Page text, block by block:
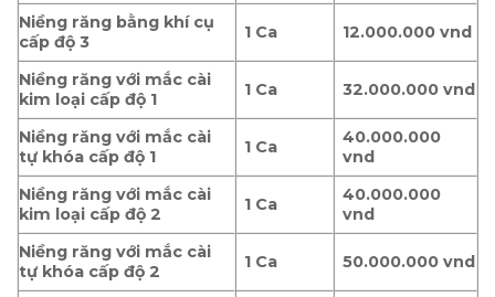
Niềng răng bằng khí cụ
cấp độ 3
1 Ca 12.000.000 vnd
Niềng răng với mắc cài
kim loại cấp độ 1
1 Ca 32.000.000 vnd
Niềng răng với mắc cài
tự khóa cấp độ 1
1 Ca
40.000.000
vnd
Niềng răng với mắc cài
kim loại cấp độ 2
1 Ca
40.000.000
vnd
Niềng răng với mắc cài
tự khóa cấp độ 2
1 Ca 50.000.000 vnd